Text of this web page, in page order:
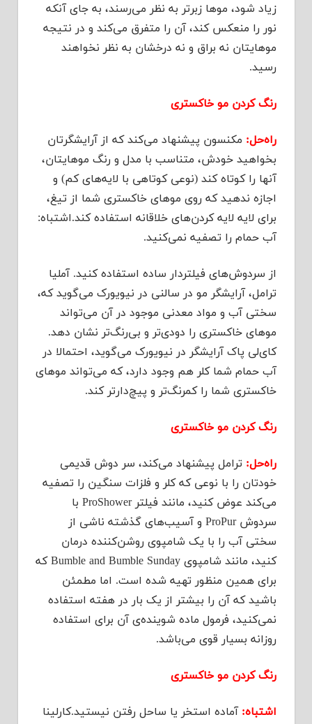
زیاد شود، موها زبرتر به نظر می‌رسند، به جای آنکه
نور را منعکس کند، آن را متفرق می‌کند و در نتیجه
موهایتان نه براق و نه درخشان به نظر نخواهند
رسید.
رنگ کردن مو خاکستری
راه‌حل: مکنسون پیشنهاد می‌کند که از آرایشگرتان
بخواهید خودش، متناسب با مدل و رنگ موهایتان،
آنها را کوتاه کند (نوعی کوتاهی با لایه‌های کم) و
اجازه ندهید که روی موهای خاکستری شما از تیغ،
برای لایه لایه کردن‌های خلاقانه استفاده کند.اشتباه:
آب حمام را تصفیه نمی‌کنید.
از سردوش‌های فیلتردار ساده استفاده کنید. آملیا
ترامل، آرایشگر مو در سالنی در نیویورک می‌گوید که،
سختی آب و مواد معدنی موجود در آن می‌تواند
موهای خاکستری را دودی‌تر و بی‌رنگ‌تر نشان دهد.
کای‌لی پاک آرایشگر در نیویورک می‌گوید، احتمالا در
آب حمام شما کلر هم وجود دارد، که می‌تواند موهای
خاکستری شما را کمرنگ‌تر و پیچ‌دارتر کند.
رنگ کردن مو خاکستری
راه‌حل: ترامل پیشنهاد می‌کند، سر دوش قدیمی
خودتان را با نوعی که کلر و فلزات سنگین را تصفیه
می‌کند عوض کنید، مانند فیلتر ProShower با
سردوش ProPur و آسیب‌های گذشته ناشی از
سختی آب را با یک شامپوی روشن‌کننده درمان
کنید، مانند شامپوی Bumble and Bumble Sunday که
برای همین منظور تهیه شده است. اما مطمئن
باشید که آن را بیشتر از یک بار در هفته استفاده
نمی‌کنید، فرمول ماده شوینده‌ی آن برای استفاده
روزانه بسیار قوی می‌باشد.
رنگ کردن مو خاکستری
اشتباه: آماده استخر یا ساحل رفتن نیستید.کارلینا